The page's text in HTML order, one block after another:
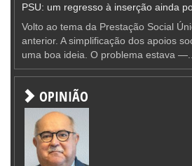
PSU: um regresso à inserção ainda
Volto ao tema da Prestação Social
anterior. A simplificação dos apoios
uma boa ideia. O problema estava —...
OPINIÃO